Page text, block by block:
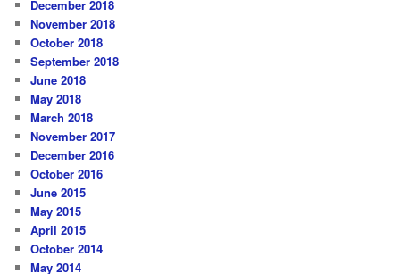
December 2018
November 2018
October 2018
September 2018
June 2018
May 2018
March 2018
November 2017
December 2016
October 2016
June 2015
May 2015
April 2015
October 2014
May 2014